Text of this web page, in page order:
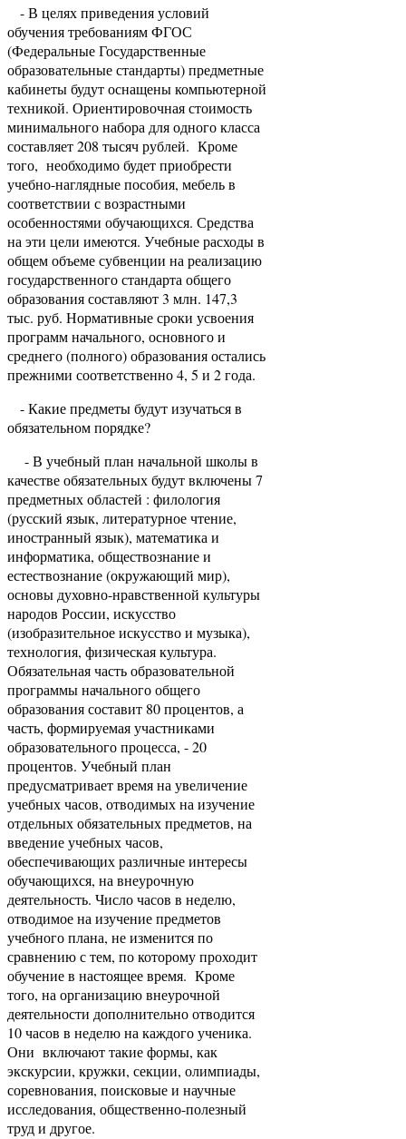
- В целях приведения условий
обучения требованиям ФГОС
(Федеральные Государственные
образовательные стандарты) предметные
кабинеты будут оснащены компьютерной
техникой. Ориентировочная стоимость
минимального набора для одного класса
составляет 208 тысяч рублей. Кроме
того, необходимо будет приобрести
учебно-наглядные пособия, мебель в
соответствии с возрастными
особенностями обучающихся. Средства
на эти цели имеются. Учебные расходы в
общем объеме субвенции на реализацию
государственного стандарта общего
образования составляют 3 млн. 147,3
тыс. руб. Нормативные сроки усвоения
программ начального, основного и
среднего (полного) образования остались
прежними соответственно 4, 5 и 2 года.
- Какие предметы будут изучаться в
обязательном порядке?
- В учебный план начальной школы в
качестве обязательных будут включены 7
предметных областей : филология
(русский язык, литературное чтение,
иностранный язык), математика и
информатика, обществознание и
естествознание (окружающий мир),
основы духовно-нравственной культуры
народов России, искусство
(изобразительное искусство и музыка),
технология, физическая культура.
Обязательная часть образовательной
программы начального общего
образования составит 80 процентов, а
часть, формируемая участниками
образовательного процесса, - 20
процентов. Учебный план
предусматривает время на увеличение
учебных часов, отводимых на изучение
отдельных обязательных предметов, на
введение учебных часов,
обеспечивающих различные интересы
обучающихся, на внеурочную
деятельность. Число часов в неделю,
отводимое на изучение предметов
учебного плана, не изменится по
сравнению с тем, по которому проходит
обучение в настоящее время. Кроме
того, на организацию внеурочной
деятельности дополнительно отводится
10 часов в неделю на каждого ученика.
Они включают такие формы, как
экскурсии, кружки, секции, олимпиады,
соревнования, поисковые и научные
исследования, общественно-полезный
труд и другое.